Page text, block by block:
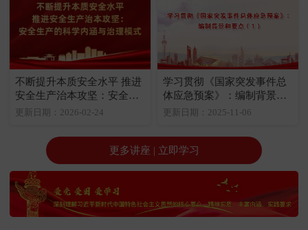
不断提升本质安全水平 推进
安全生产治本攻坚：安全生
产的科学内涵与治理模式
更新日期：2026-02-24
学习贯彻《国家突发事件总
体应急预案》：编制背景和
要点（1）
更新日期：2025-11-06
更多讲座 | 立即学习